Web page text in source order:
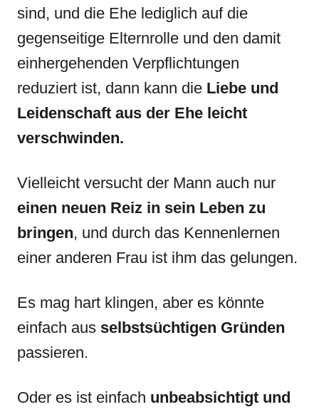
sind, und die Ehe lediglich auf die
gegenseitige Elternrolle und den damit
einhergehenden Verpflichtungen
reduziert ist, dann kann die Liebe und
Leidenschaft aus der Ehe leicht
verschwinden.
Vielleicht versucht der Mann auch nur
einen neuen Reiz in sein Leben zu
bringen, und durch das Kennenlernen
einer anderen Frau ist ihm das gelungen.
Es mag hart klingen, aber es könnte
einfach aus selbstsüchtigen Gründen
passieren.
Oder es ist einfach unbeabsichtigt und